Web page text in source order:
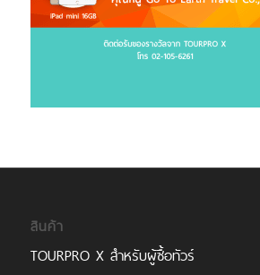
สินค้า
TOURPRO X สำหรับผู้ซื้อทัวร์